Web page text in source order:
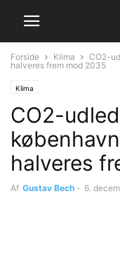
Forside Klima
CO2-
halveres frem mod 2035
Klima
CO2-
halveres
Af Gustav Bech - 6.